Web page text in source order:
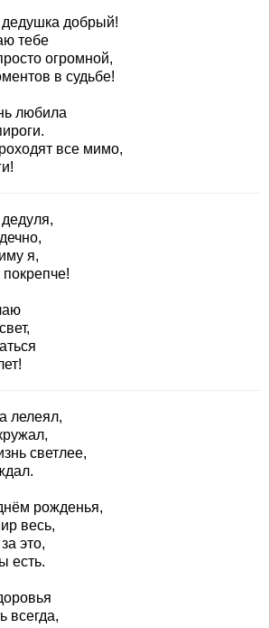
добрый!
тебе
огромной,
в судьбе!
любила
все мимо,
я,
лелеял,
светлее,
рожденья,
весь,
это,
есть.
всегда,